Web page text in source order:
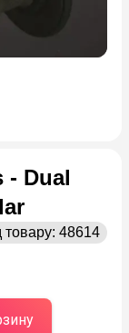
- Dual
товару: 48614